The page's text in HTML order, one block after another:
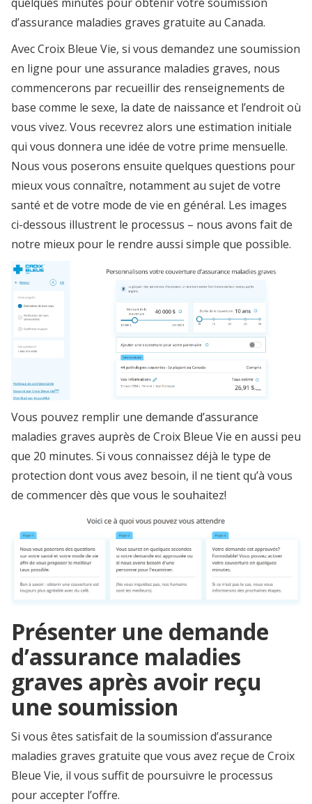
d’assurance maladies graves gratuite au Canada.
Avec Croix Bleue Vie, si vous demandez une soumission
en ligne pour une assurance maladies graves, nous
commencerons par recueillir des renseignements de
base comme le sexe, la date de naissance et l’endroit où
vous vivez. Vous recevrez alors une estimation initiale
qui vous donnera une idée de votre prime mensuelle.
Nous vous poserons ensuite quelques questions pour
mieux vous connaître, notamment au sujet de votre
santé et de votre mode de vie en général. Les images
ci-dessous illustrent le processus – nous avons fait de
notre mieux pour le rendre aussi simple que possible.
Vous pouvez remplir une demande d’assurance
maladies graves auprès de Croix Bleue Vie en aussi peu
que 20 minutes. Si vous connaissez déjà le type de
protection dont vous avez besoin, il ne tient qu’à vous
de commencer dès que vous le souhaitez!
Présenter une demande
d’assurance maladies
graves après avoir reçu
une soumission
Si vous êtes satisfait de la soumission d’assurance
maladies graves gratuite que vous avez reçue de Croix
Bleue Vie, il vous suffit de poursuivre le processus
pour accepter l’offre.